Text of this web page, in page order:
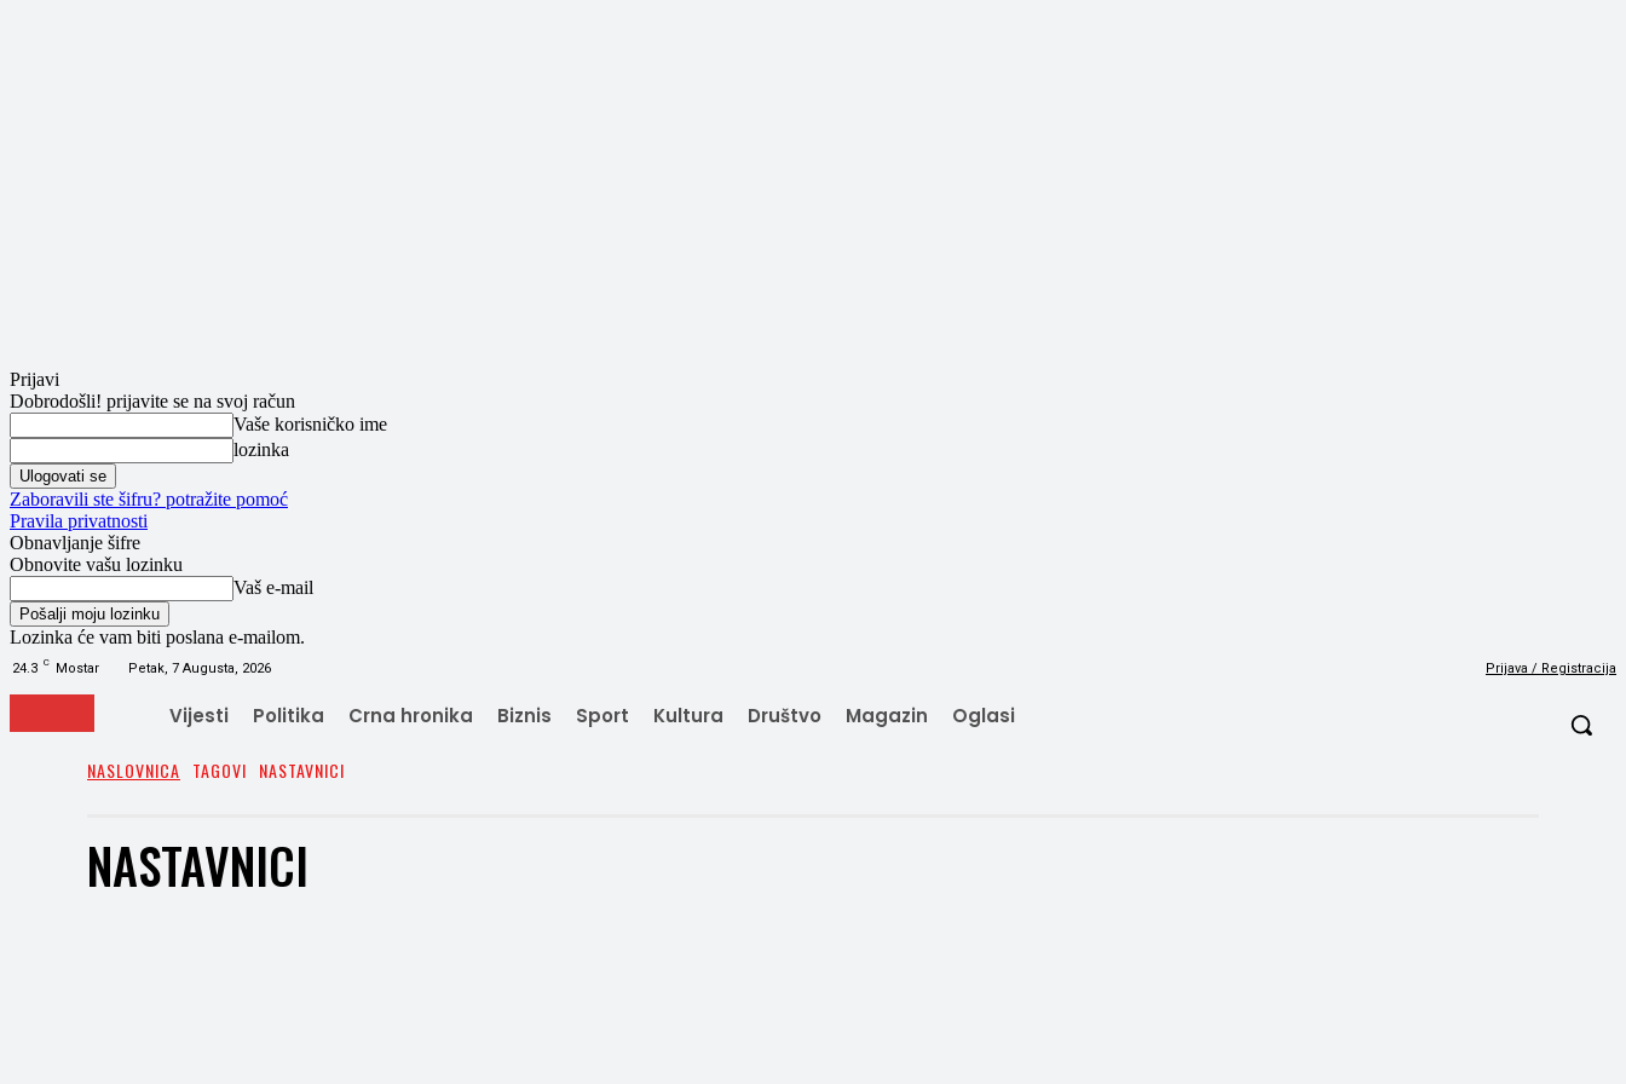
Prijavi
Dobrodošli! prijavite se na svoj račun
Vaše korisničko ime
lozinka
Zaboravili ste šifru? potražite pomoć
Pravila privatnosti
Obnavljanje šifre
Obnovite vašu lozinku
Vaš e-mail
Lozinka će vam biti poslana e-mailom.
24.3 C Mostar Petak, 7 Augusta, 2026 Prijava / Registracija
Vijesti Politika Crna hronika Biznis Sport Kultura Društvo Magazin Oglasi
NASLOVNICA TAGOVI NASTAVNICI
NASTAVNICI